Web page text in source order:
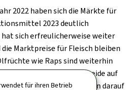
für ihren Betrieb
2022 haben sich die Märkte für
2023 deutlich
sich erfreulicherweise weiter
Marktpreise für Fleisch bleiben
wie Raps sind weiterhin
Preise, während Getreide auf
Entwicklungen weisen darauf